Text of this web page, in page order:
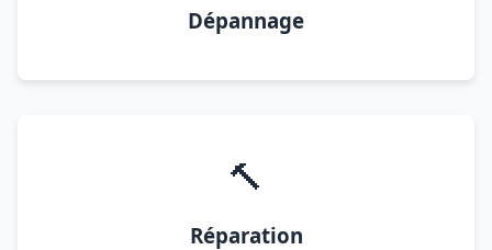
Dépannage
🔨
Réparation